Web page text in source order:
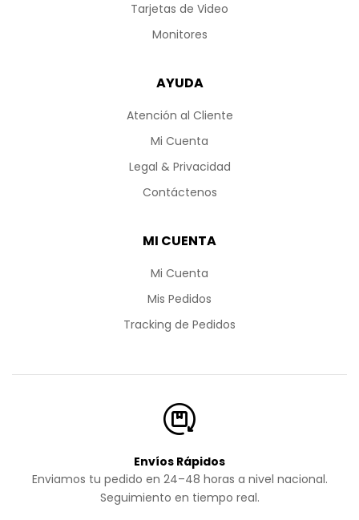
Tarjetas de Video
Monitores
AYUDA
Atención al Cliente
Mi Cuenta
Legal & Privacidad
Contáctenos
MI CUENTA
Mi Cuenta
Mis Pedidos
Tracking de Pedidos
Envíos Rápidos
Enviamos tu pedido en 24–48 horas a nivel nacional.
Seguimiento en tiempo real.